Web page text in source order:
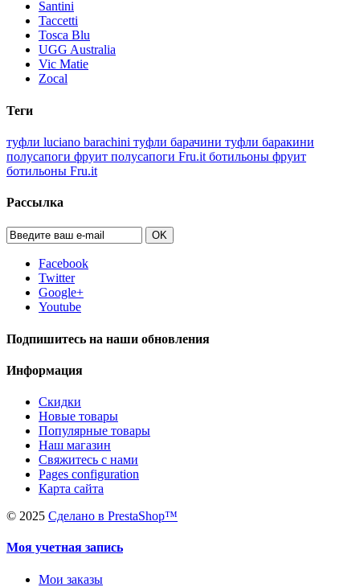
Santini
Taccetti
Tosca Blu
UGG Australia
Vic Matie
Zocal
Теги
туфли luciano barachini туфли барачини туфли баракини
полусапоги фруит полусапоги Fru.it ботильоны фруит
ботильоны Fru.it
Рассылка
OK
Facebook
Twitter
Google+
Youtube
Подпишитесь на наши обновления
Информация
Скидки
Новые товары
Популярные товары
Наш магазин
Свяжитесь с нами
Pages configuration
Карта сайта
© 2025 Сделано в PrestaShop™
Моя учетная запись
Мои заказы